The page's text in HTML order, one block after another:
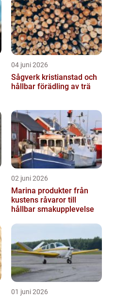
04 juni 2026
Sågverk kristianstad och
hållbar förädling av trä
02 juni 2026
Marina produkter från
kustens råvaror till
hållbar smakupplevelse
01 juni 2026